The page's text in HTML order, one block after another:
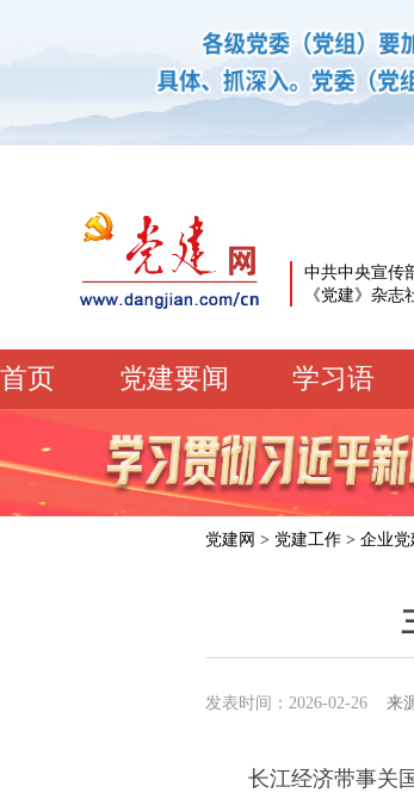
中共中央宣传
《党建》杂志
首页 党建要闻 学习语
学习语 党建网
机关党建
校园党建 企业
党建网 > 党建工作 > 企业党
发表时间：2026-02-26 来
长江经济带事关